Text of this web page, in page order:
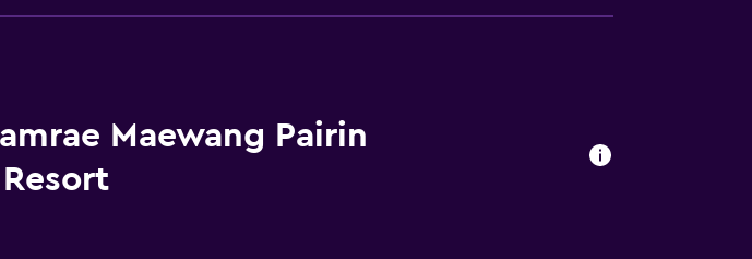
Bicicletas
Lavandería
Lavandería
Maewang Pairin
Resort